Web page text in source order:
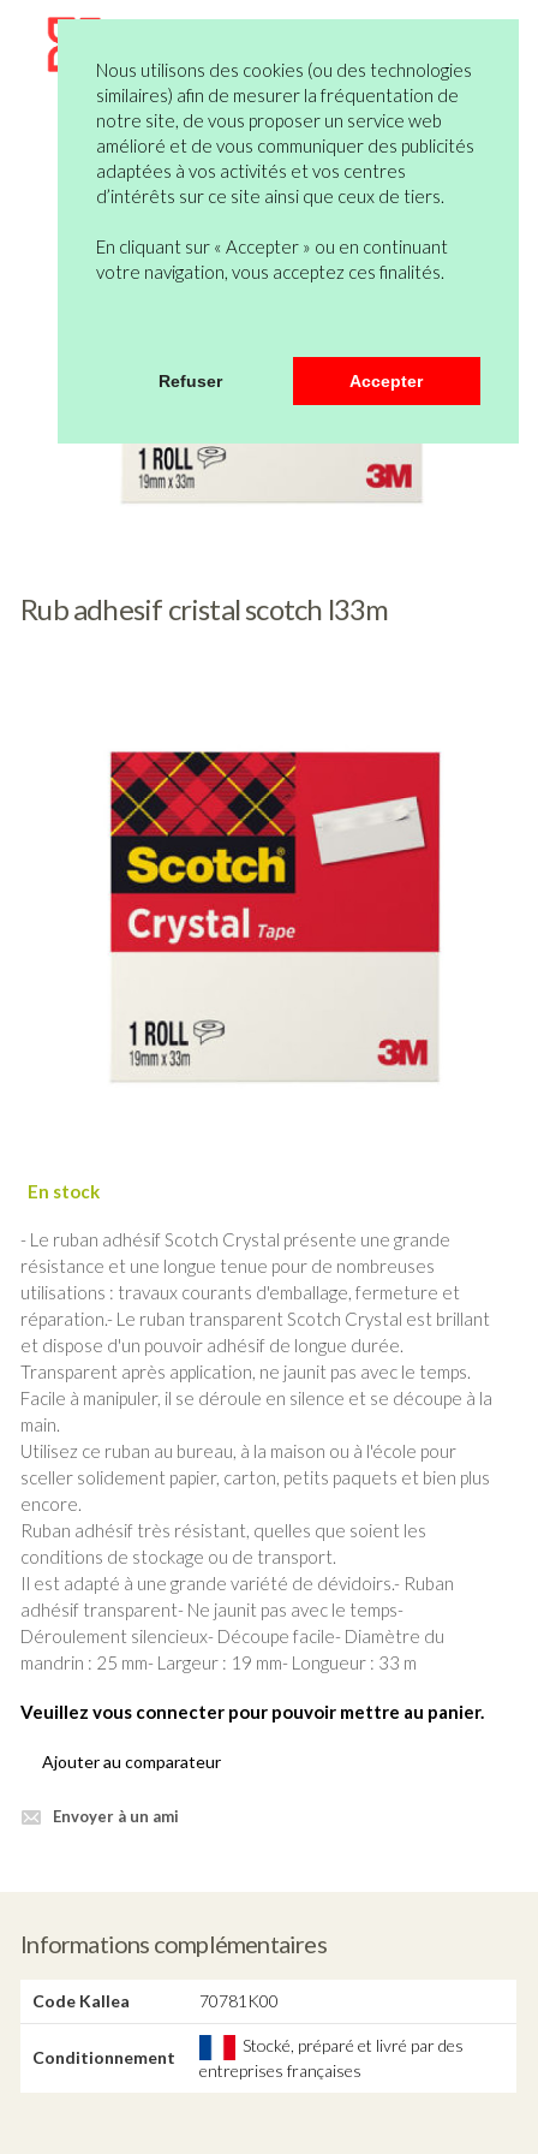
Nous utilisons des cookies (ou des technologies
similaires) afin de mesurer la fréquentation de
notre site, de vous proposer un service web
amélioré et de vous communiquer des publicités
adaptées à vos activités et vos centres
d’intérêts sur ce site ainsi que ceux de tiers.
En cliquant sur « Accepter » ou en continuant
votre navigation, vous acceptez ces finalités.
Refuser Accepter
Rub adhesif cristal scotch l33m
- Le ruban adhésif Scotch Crystal présente une grande
résistance et une longue tenue pour de nombreuses
utilisations : travaux courants d'emballage, fermeture et
réparation.- Le ruban transparent Scotch Crystal est brillant
et dispose d'un pouvoir adhésif de longue durée.
Transparent après application, ne jaunit pas avec le temps.
Facile à manipuler, il se déroule en silence et se découpe à la
main.
Utilisez ce ruban au bureau, à la maison ou à l'école pour
sceller solidement papier, carton, petits paquets et bien plus
encore.
Ruban adhésif très résistant, quelles que soient les
conditions de stockage ou de transport.
Il est adapté à une grande variété de dévidoirs.- Ruban
adhésif transparent- Ne jaunit pas avec le temps-
Déroulement silencieux- Découpe facile- Diamètre du
mandrin : 25 mm- Largeur : 19 mm- Longueur : 33 m
Veuillez vous connecter pour pouvoir mettre au panier.
Ajouter au comparateur
Envoyer à un ami
Informations complémentaires
Code Kallea 70781K00
Conditionnement
Stocké, préparé et livré par des
entreprises françaises